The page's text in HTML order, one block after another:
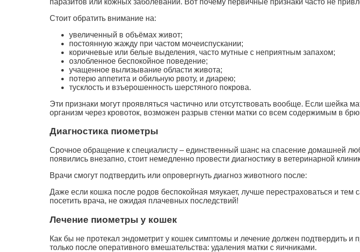
Стоит обратить внимание на:
увеличенный в объёмах живот;
постоянную жажду при частом мочеиспускании;
коричневые или белые выделения, часто мутные с неприятным запахом;
озлобленное беспокойное поведение;
учащенное вылизывание области живота;
потерю аппетита и обильную рвоту, и диарею;
тусклость и взъерошенность шерстяного покрова.
Эти признаки могут проявляться частично или отсутствовать вообще. Если шейка
организм через кровоток, возможен разрыв стенки матки со всем содержимым в
Диагностика пиометры
Срочное обращение к специалисту – единственный шанс на спасение домашней
появились внезапно, стоит немедленно провести диагностику в ветеринарной
Врачи смогут подтвердить или опровергнуть диагноз животного после:
Даже если кошка после родов беспокойная мяукает, лучше перестраховаться и
посетить врача, не ожидая плачевных последствий!
Лечение пиометры у кошек
Как бы не протекал эндометрит у кошек симптомы и лечение должен подтвердить
только после оперативного вмешательства: удаления матки с яичниками.